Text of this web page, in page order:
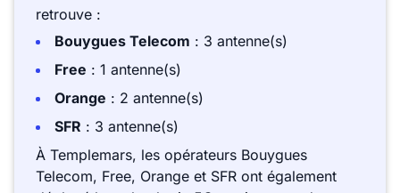
retrouve :
Bouygues Telecom : 3 antenne(s)
Free : 1 antenne(s)
Orange : 2 antenne(s)
SFR : 3 antenne(s)
À Templemars, les opérateurs Bouygues
Telecom, Free, Orange et SFR ont également